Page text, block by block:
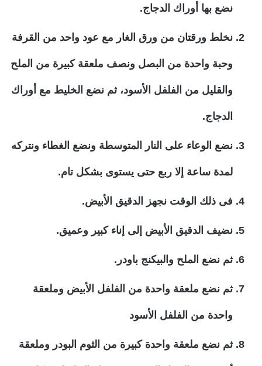
نضع بها أوراك الدجاج.
نخلط ورقتان من ورق الغار مع عود واحد من القرفة
وحبة واحدة من البصل ونصف ملعقة كبيرة من الملح
والقليل من الفلفل الأسود، ثم نضع الخليط مع أوراك
الدجاج.
نضع الوعاء على النار المتوسطة ونضع الغطاء ونتركه
لمدة ساعة إلا ربع حتى يستوى بشكل تام.
فى ذلك الوقت نجهز الدقيق الأبيض.
نضيف الدقيق الأبيض إلى إناء كبير وعميق.
ثم نضع الملح والبيكنج باودر.
ثم نضع ملعقة واحدة من الفلفل الأبيض وملعقة
واحدة من الفلفل الأسود
ثم نضع ملعقة واحدة كبيرة من الثوم البودر وملعقة